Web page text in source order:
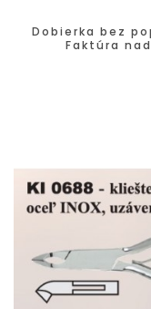
Dobierka bez
Faktúra